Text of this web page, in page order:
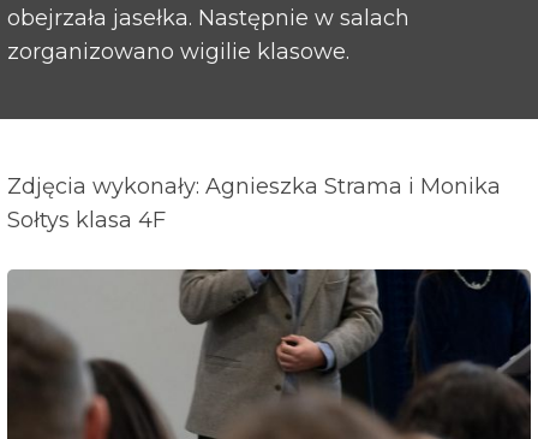
obejrzała jasełka. Następnie w salach
zorganizowano wigilie klasowe.
Zdjęcia wykonały: Agnieszka Strama i Monika
Sołtys klasa 4F